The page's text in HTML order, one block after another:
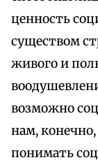
ценность
существом
живого и
возможно
нам,
понимать